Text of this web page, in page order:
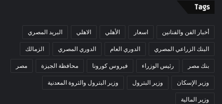
Tags
أخبار الفن والفنانين اسعار الأهلي الاهلي البريد المصري
البنك الزراعي المصري الدوري العام الدوري المصري الزمالك
بنك مصر رئيس الوزراء فيروس كورونا محافظة الجيزة مصر
وزير الإسكان وزير البترول وزير البترول والثروة المعدنية
وزير المالية